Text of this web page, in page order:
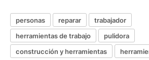
personas reparar
trabajador
herramientas de trabajo
pulidora
construcción y herramientas